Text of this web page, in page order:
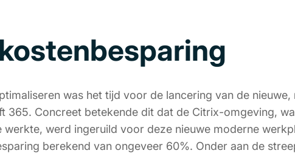
was het tijd voor de lancering van de nieuwe,
365. Concreet betekende dit dat de Citrix-omgeving,
werkte, werd ingeruild voor deze nieuwe moderne
berekend van ongeveer 60%. Onder aan de